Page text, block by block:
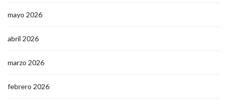
mayo 2026
abril 2026
marzo 2026
febrero 2026